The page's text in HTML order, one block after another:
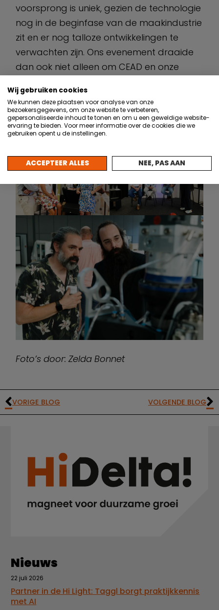
voorsprong is uniek, gezien de technologie
nog in de beginfase van de maakindustrie
zit en er nog talloze ontwikkelingen te
verwachten zijn. Ons evenement draaide
dan ook niet alleen om CEAD en onze
wilden ook Nederlandse tech start-ups,
universiteiten en de maakindustrie
inspireren.”
Foto’s door: Zelda Bonnet
VORIGE BLOG VOLGENDE BLOG
Nieuws
22 juli 2026
Partner in de Hi Light: Taggl borgt praktijkkennis
met AI
Wij gebruiken cookies
We kunnen deze plaatsen voor analyse van onze
bezoekersgegevens, om onze website te verbeteren,
gepersonaliseerde inhoud te tonen en om u een geweldige website-
ervaring te bieden. Voor meer informatie over de cookies die we
gebruiken opent u de instellingen.
ACCEPTEER ALLES NEE, PAS AAN